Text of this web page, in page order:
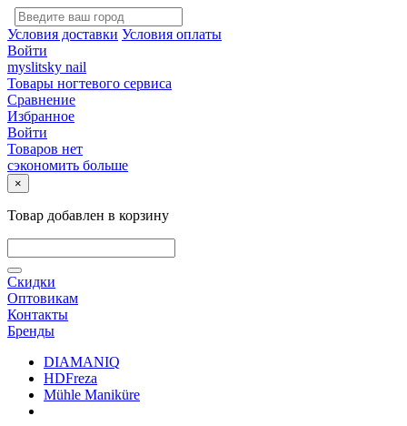
Условия доставки Условия оплаты
Войти
myslitsky nail
Товары ногтевого сервиса
Сравнение
Избранное
Войти
Товаров нет
сэкономить больше
×
Товар добавлен в корзину
Скидки
Оптовикам
Контакты
Бренды
DIAMANIQ
HDFreza
Mühle Maniküre